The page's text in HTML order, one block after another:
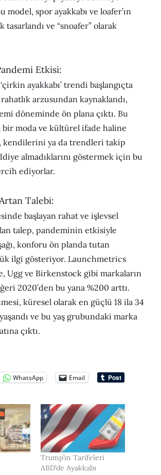
model, spor ayakkabı ve loafer’ın
tasarlandı ve “snoafer” olarak
Etkisi:
ayakkabı’ trendi başlangıçta
arzusundan kaynaklandı,
döneminde ön plana çıktı. Bu
bir moda ve kültürel ifade haline
kendilerini ya da trendleri takip
almadıklarını göstermek için bu
ediyorlar.
Talebi:
başlayan rahat ve işlevsel
talep, pandeminin etkisiyle
konforu ön planda tutan
ilgi gösteriyor. Launchmetrics
Ugg ve Birkenstock gibi markaların
2020’den bu yana %200 arttı.
küresel olarak en güçlü 18 ila 34
ve bu yaş grubundaki marka
çıktı.
WhatsApp Email
Trump’ın Tarifeleri
ABD’de Ayakkabı